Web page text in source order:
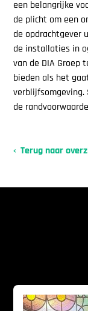
een belangrijke
de plicht om een
de opdrachtgever
de installaties in
van de DIA Groep
bieden als het
verblijfsomgeving.
de
Terug naar